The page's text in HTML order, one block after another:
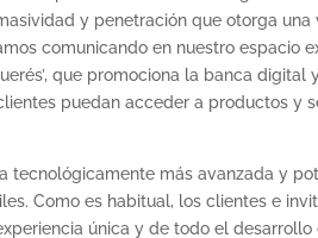
y penetración que otorga
comunicando en nuestro espacio
que promociona la banca
puedan acceder a productos y
tecnológicamente más avanzada y
Como es habitual, los clientes e
única y de todo el